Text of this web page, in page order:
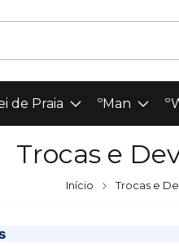
de Praia ºMan
Trocas e
Início Trocas e